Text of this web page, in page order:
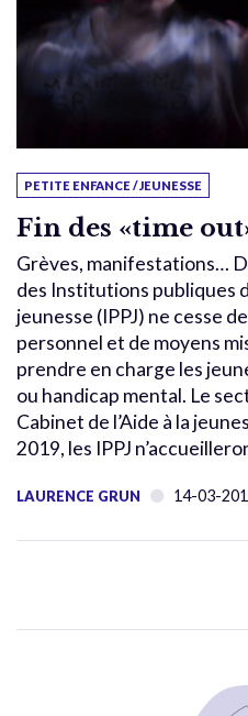
PETITE ENFANCE / JEUNESSE
Fin des «time
Grèves, manifestations…
des Institutions publiques
jeunesse (IPPJ) ne cesse
personnel et de moyens
prendre en charge les
ou handicap mental. Le
Cabinet de l’Aide à la
2019, les IPPJ
LAURENCE GRUN 14-03-